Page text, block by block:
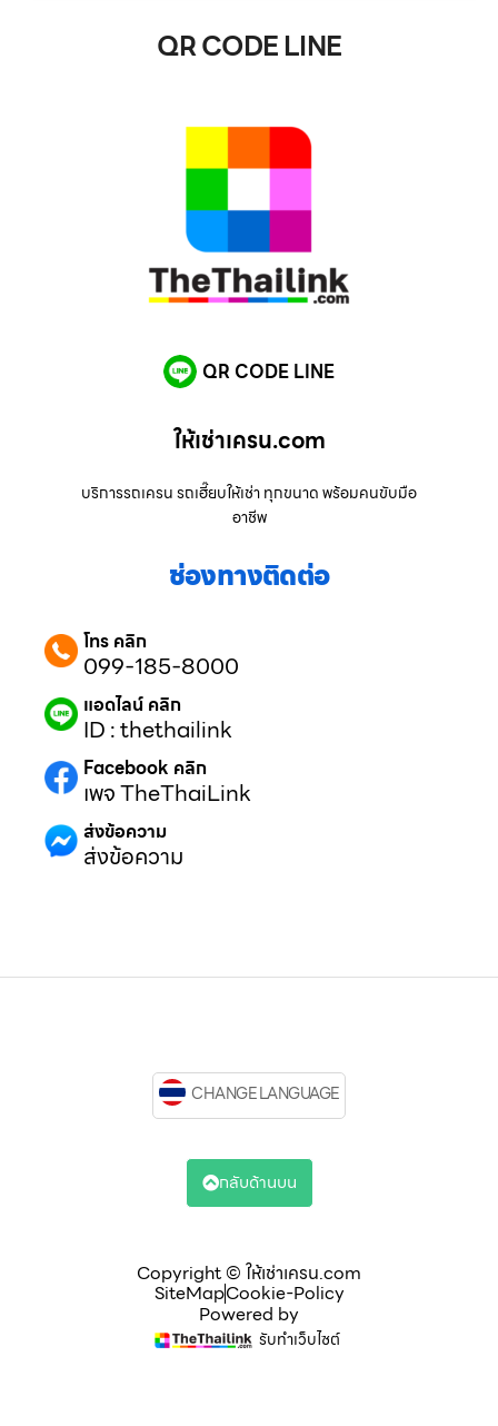
QR CODE LINE
QR CODE LINE
ให้เช่าเครน.com
บริการรถเครน รถเฮี๊ยบให้เช่า ทุกขนาด พร้อมคนขับมือ
อาชีพ
ช่องทางติดต่อ
โทร คลิก
099-185-8000
แอดไลน์ คลิก
ID : thethailink
Facebook คลิก
เพจ TheThaiLink
ส่งข้อความ
ส่งข้อความ
Copyright © ให้เช่าเครน.com
SiteMapCookie-Policy
Powered by
รับทำเว็บไซต์
CHANGE LANGUAGE
กลับด้านบน